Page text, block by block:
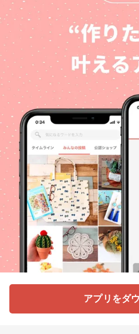
アプリをダ